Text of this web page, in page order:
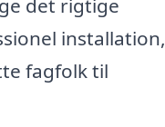
det rigtige
installation,
fagfolk til